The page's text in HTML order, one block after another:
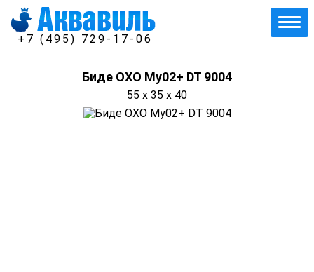
+7 (495) 729-17-06
Биде OXO My02+ DT 9004
55 x 35 x 40